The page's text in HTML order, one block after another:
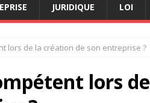
JURIDIQUE LOI
lors de la création de son entreprise ?
lors de